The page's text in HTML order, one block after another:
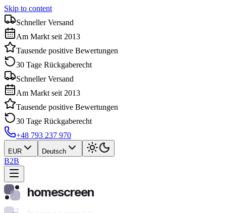
Skip to content
Schneller Versand
Am Markt seit 2013
Tausende positive Bewertungen
30 Tage Rückgaberecht
Schneller Versand
Am Markt seit 2013
Tausende positive Bewertungen
30 Tage Rückgaberecht
+48 793 237 970
EUR Deutsch
B2B
homescreen